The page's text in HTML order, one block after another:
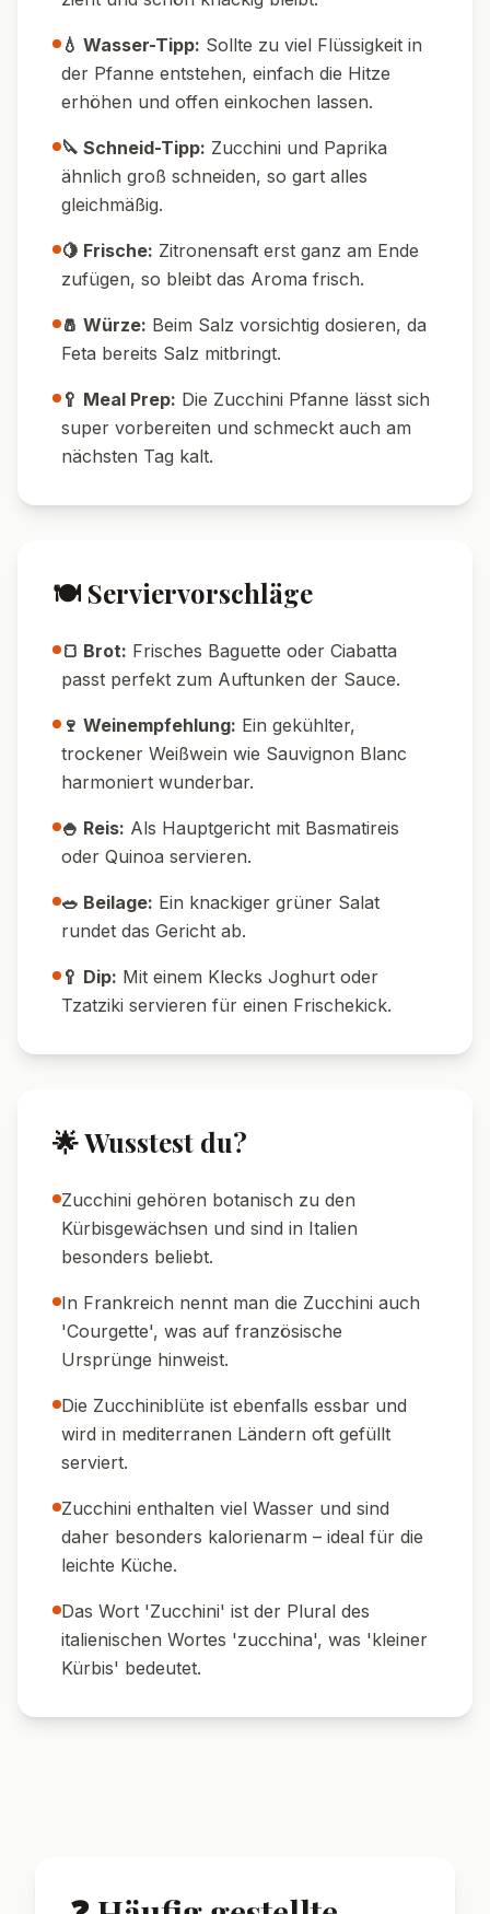
🔄 Variationen
🌱 Vegane Variante:Feta durch veganen
Feta oder Cashew-Creme ersetzen.
🥘 Mit Kartoffeln: 300 g vorgekochte
Kartoffeln in Scheiben mitbraten – macht
extra satt.
🍗 Mit Hähnchen:250 g Hähnchenbrust in
Streifen vor dem Gemüse anbraten, dann
alles wie beschrieben zubereiten.
🧅 Italienisch:Etwas Rosmarin, Thymian und
ein paar schwarze Oliven hinzufügen.
🧀 Extra cremig:Einen Löffel Frischkäse
oder Ricotta am Ende unterrühren.
💡 Tipps & Tricks
🔥 Temperatur-Tipp:Brate das Gemüse
nicht zu heiß, damit es nicht zu viel Wasser
zieht und schön knackig bleibt.
💧 Wasser-Tipp:Sollte zu viel Flüssigkeit in
der Pfanne entstehen, einfach die Hitze
erhöhen und offen einkochen lassen.
🔪 Schneid-Tipp:Zucchini und Paprika
ähnlich groß schneiden, so gart alles
gleichmäßig.
🍋 Frische: Zitronensaft erst ganz am Ende
zufügen, so bleibt das Aroma frisch.
super vorbereiten und schmeckt auch am
🍽️ Serviervorschläge
🍞 Brot:Frisches Baguette oder Ciabatta
passt perfekt zum Auftunken der Sauce.
🍷 Weinempfehlung: Ein gekühlter,
trockener Weißwein wie Sauvignon Blanc
harmoniert wunderbar.
🍚 Reis:Als Hauptgericht mit Basmatireis
oder Quinoa servieren.
🥗 Beilage:Ein knackiger grüner Salat
rundet das Gericht ab.